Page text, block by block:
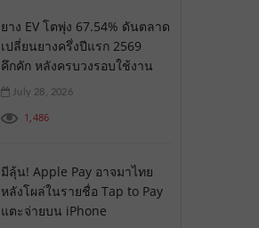
ยาง EV โตพุ่ง 67.54% ดันตลาด
เปลี่ยนยางครึ่งปีแรก 2569
คึกคัก หลังครบวงรอบใช้งาน
July 28, 2026
1,486
มีลุ้น! Apple Pay อาจมาไทย
หลังโผล่ในรายชื่อ Tap to Pay
แตะจ่ายบน iPhone